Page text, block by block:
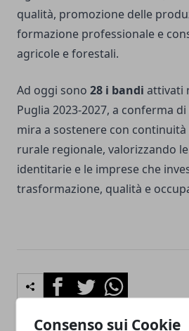
Consenso sui Cookie
qualità, promozione delle
formazione professionale e
agricole e forestali.
Ad oggi sono 28 i bandi attivati
Puglia 2023-2027, a conferma
mira a sostenere con
rurale regionale, valorizzando
identitarie e le imprese che
trasformazione, qualità e
FacebookTwitterWhatsapp